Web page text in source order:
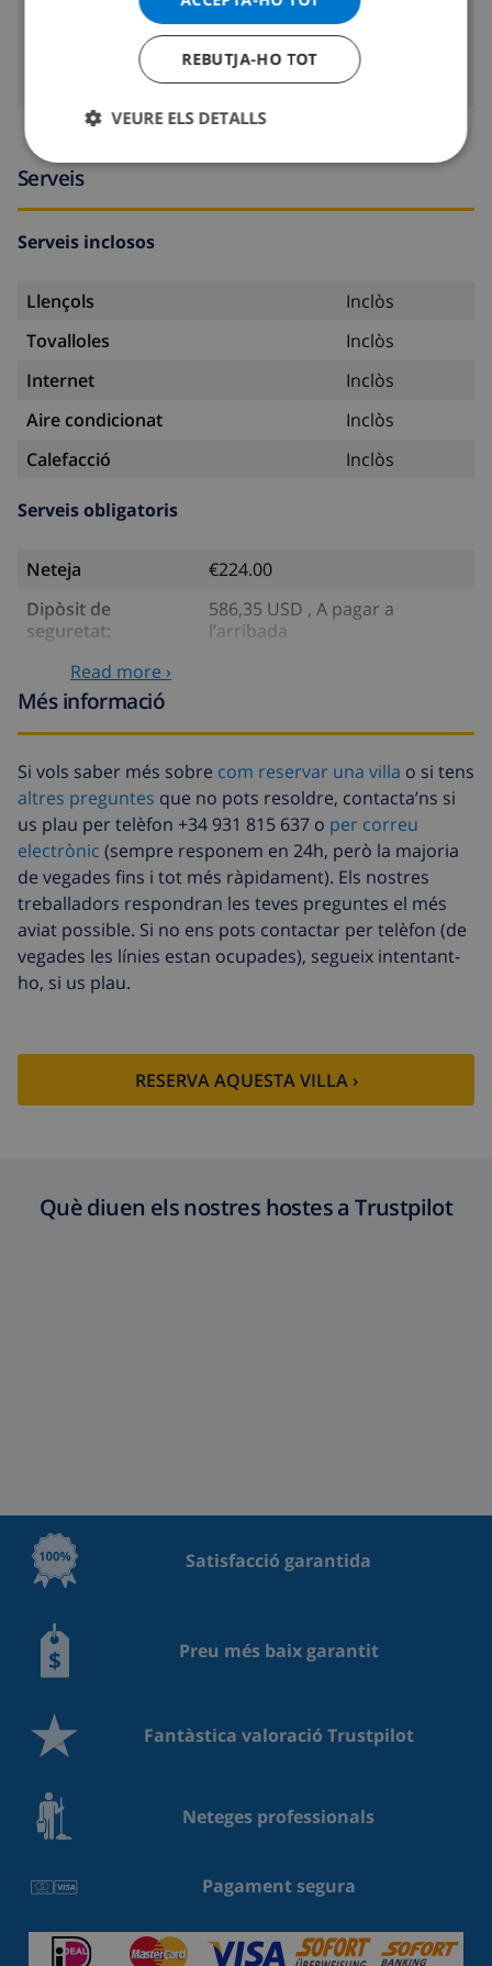
Botiga més propera:
Vida nocturna més propera:
Restaurants més propers:
Serveis
Serveis inclosos
Llençols
Inclòs
Tovalloles
Inclòs
Internet
Inclòs
Aire condicionat
Inclòs
Calefacció
Inclòs
Serveis obligatoris
Neteja
€224.00
Dipòsit de
seguretat:
586,35 USD , A pagar a
l’arribada
Serveis opcionals
Llit infantil
4,69 USD per dia
Animals de
companyia
46,91 USD
Llit extra
14,07 USD per dia
Llenca extra
17,59 USD per persona
Tovalloles extra
8,80 USD per persona
Sortida tardana
113,75 USD
Neteja extra
Fons de
4.80% De la quantitat total
Read more ›
Més informació
Si vols saber més sobre com reservar una villa o si tens
altres preguntes que no pots resoldre, contacta’ns si
us plau per telèfon +34 931 815 637 o per correu
electrònic (sempre responem en 24h, però la majoria
de vegades fins i tot més ràpidament). Els nostres
treballadors respondran les teves preguntes el més
aviat possible. Si no ens pots contactar per telèfon (de
vegades les línies estan ocupades), segueix intentant-
ho, si us plau.
RESERVA AQUESTA VILLA ›
Què diuen els nostres hostes a Trustpilot
Satisfacció garantida
Preu més baix garantit
Fantàstica valoració Trustpilot
Neteges professionals
Pagament segura
REBUTJA-HO TOT
VEURE ELS DETALLS